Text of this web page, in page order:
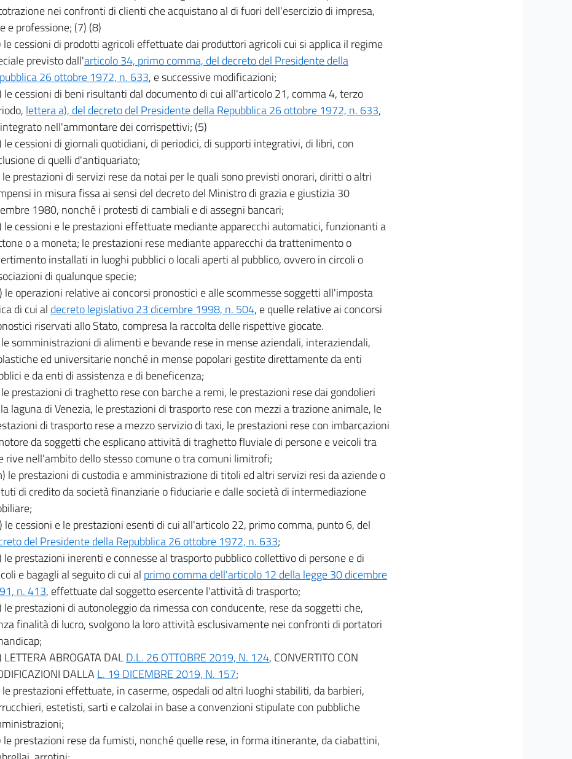
nei confronti di clienti che acquistano al di fuori dell'esercizio di impresa,
e professione; (7) (8)
le cessioni di prodotti agricoli effettuate dai produttori agricoli cui si applica il regime
previsto dall'articolo 34, primo comma, del decreto del Presidente della
26 ottobre 1972, n. 633, e successive modificazioni;
le cessioni di beni risultanti dal documento di cui all'articolo 21, comma 4, terzo
lettera a), del decreto del Presidente della Repubblica 26 ottobre 1972, n. 633,
nell'ammontare dei corrispettivi; (5)
le cessioni di giornali quotidiani, di periodici, di supporti integrativi, di libri, con
di quelli d'antiquariato;
prestazioni di servizi rese da notai per le quali sono previsti onorari, diritti o altri
in misura fissa ai sensi del decreto del Ministro di grazia e giustizia 30
1980, nonché i protesti di cambiali e di assegni bancari;
le cessioni e le prestazioni effettuate mediante apparecchi automatici, funzionanti a
o a moneta; le prestazioni rese mediante apparecchi da trattenimento o
installati in luoghi pubblici o locali aperti al pubblico, ovvero in circoli o
di qualunque specie;
le operazioni relative ai concorsi pronostici e alle scommesse soggetti all'imposta
di cui al decreto legislativo 23 dicembre 1998, n. 504, e quelle relative ai concorsi
riservati allo Stato, compresa la raccolta delle rispettive giocate.
somministrazioni di alimenti e bevande rese in mense aziendali, interaziendali,
ed universitarie nonché in mense popolari gestite direttamente da enti
e da enti di assistenza e di beneficenza;
prestazioni di traghetto rese con barche a remi, le prestazioni rese dai gondolieri
laguna di Venezia, le prestazioni di trasporto rese con mezzi a trazione animale, le
di trasporto rese a mezzo servizio di taxi, le prestazioni rese con imbarcazioni
da soggetti che esplicano attività di traghetto fluviale di persone e veicoli tra
rive nell'ambito dello stesso comune o tra comuni limitrofi;
le prestazioni di custodia e amministrazione di titoli ed altri servizi resi da aziende o
di credito da società finanziarie o fiduciarie e dalle società di intermediazione
le cessioni e le prestazioni esenti di cui all'articolo 22, primo comma, punto 6, del
del Presidente della Repubblica 26 ottobre 1972, n. 633;
le prestazioni inerenti e connesse al trasporto pubblico collettivo di persone e di
e bagagli al seguito di cui al primo comma dell'articolo 12 della legge 30 dicembre
n. 413, effettuate dal soggetto esercente l'attività di trasporto;
le prestazioni di autonoleggio da rimessa con conducente, rese da soggetti che,
finalità di lucro, svolgono la loro attività esclusivamente nei confronti di portatori
LETTERA ABROGATA DALD.L. 26 OTTOBRE 2019, N. 124, CONVERTITO CON
DALLA L. 19 DICEMBRE 2019, N. 157;
le prestazioni effettuate, in caserme, ospedali od altri luoghi stabiliti, da barbieri,
estetisti, sarti e calzolai in base a convenzioni stipulate con pubbliche
le prestazioni rese da fumisti, nonché quelle rese, in forma itinerante, da ciabattini,